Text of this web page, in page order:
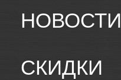
НОВОСТИ
СКИДКИ